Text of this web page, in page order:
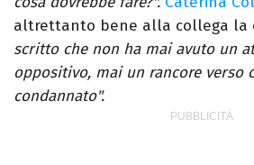
altrettanto bene alla collega la
scritto che non ha mai avuto un
oppositivo, mai un rancore verso
condannato".